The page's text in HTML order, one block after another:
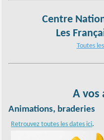
Centre
Les
Toutes
A vos
Animations, braderies
Retrouvez toutes les dates ici.